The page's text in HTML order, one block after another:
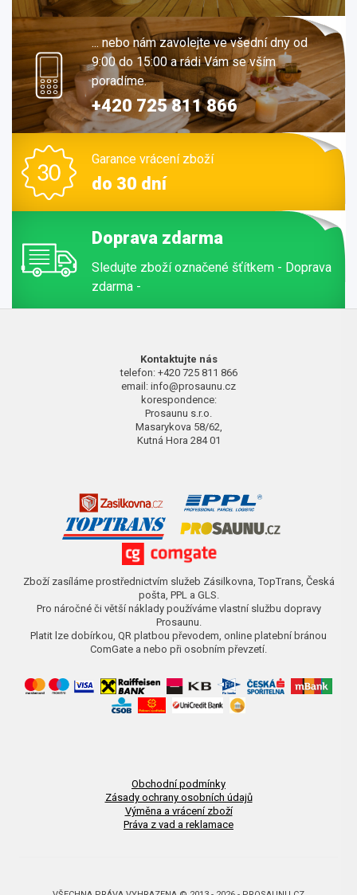
... nebo nám zavolejte ve všední dny od
9:00 do 15:00 a rádi Vám se vším
poradíme.
+420 725 811 866
Garance vrácení zboží
do 30 dní
Doprava zdarma
Sledujte zboží označené šťítkem - Doprava
zdarma -
Kontaktujte nás
telefon: +420 725 811 866
email: info@prosaunu.cz
korespondence:
Prosaunu s.r.o.
Masarykova 58/62,
Kutná Hora 284 01
Zboží zasíláme prostřednictvím služeb Zásilkovna, TopTrans, Česká
pošta, PPL a GLS.
Pro náročné či větší náklady používáme vlastní službu dopravy
Prosaunu.
Platit lze dobírkou, QR platbou převodem, online platební bránou
ComGate a nebo při osobním převzetí.
Obchodní podmínky
Zásady ochrany osobních údajů
Výměna a vrácení zboží
Práva z vad a reklamace